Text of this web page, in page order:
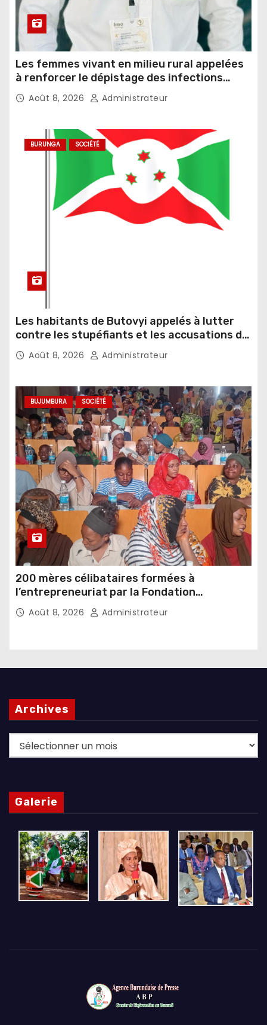
Les femmes vivant en milieu rural appelées
à renforcer le dépistage des infections
sexuellement transmissibles
Août 8, 2026 Administrateur
BURUNGA SOCIÉTÉ
Les habitants de Butovyi appelés à lutter
contre les stupéfiants et les accusations de
sorcellerie
Août 8, 2026 Administrateur
BUJUMBURA SOCIÉTÉ
200 mères célibataires formées à
l’entrepreneuriat par la Fondation
Umugiraneza et l’OPDD
Août 8, 2026 Administrateur
Archives
Archives
Galerie